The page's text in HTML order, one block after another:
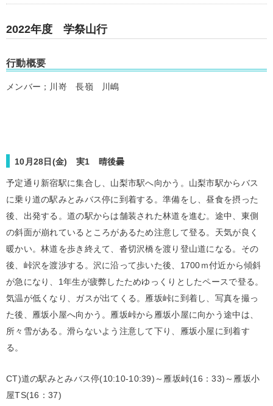
2022年度 学祭山行
行動概要
メンバー；川嵜 長嶺 川嶋
10月28日(金) 実1 晴後曇
予定通り新宿駅に集合し、山梨市駅へ向かう。山梨市駅からバス
に乗り道の駅みとみバス停に到着する。準備をし、昼食を摂った
後、出発する。道の駅からは舗装された林道を進む。途中、東側
の斜面が崩れているところがあるため注意して登る。天気が良く
暖かい。林道を歩き終えて、沓切沢橋を渡り登山道になる。その
後、峠沢を渡渉する。沢に沿って歩いた後、1700ｍ付近から傾斜
が急になり、1年生が疲弊したためゆっくりとしたペースで登る。
気温が低くなり、ガスが出てくる。雁坂峠に到着し、写真を撮っ
た後、雁坂小屋へ向かう。雁坂峠から雁坂小屋に向かう途中は、
所々雪がある。滑らないよう注意して下り、雁坂小屋に到着す
る。
CT)道の駅みとみバス停(10:10-10:39)～雁坂峠(16：33)～雁坂小
屋TS(16：37)